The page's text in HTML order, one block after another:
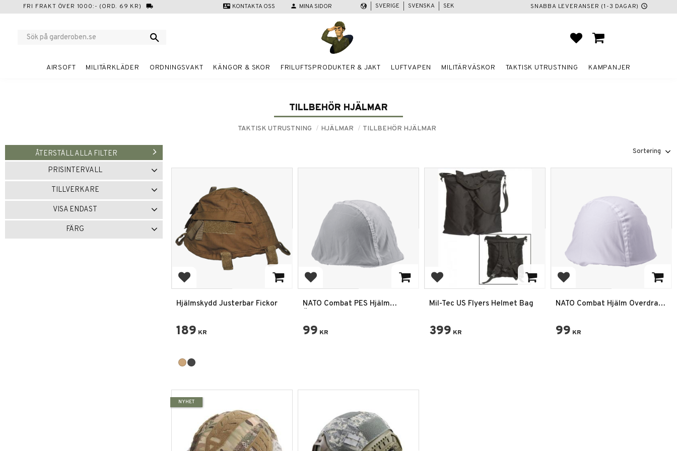
FRI FRAKT ÖVER 1000:- (ORD. 69 KR) local_shipping contact_mail KONTAKTA OSS person MINA SIDOR SNABBA LEVERANSER (1-3 DAGAR) schedule
SVERIGE SVENSKA SEK
FAVORITER
KUNDVAGN
AIRSOFT MILITÄRKLÄDER ORDNINGSVAKT KÄNGOR & SKOR FRILUFTSPRODUKTER & JAKT LUFTVAPEN MILITÄRVÄSKOR TAKTISK UTRUSTNING KAMPANJER
TILLBEHÖR HJÄLMAR
TAKTISK UTRUSTNING HJÄLMAR TILLBEHÖR HJÄLMAR
ÅTERSTÄLL ALLA FILTER
PRISINTERVALL
99 399
TILLVERKARE
1 GAT 1
MIL-TEC
2
VISA ENDAST
Finns i lager
FÄRG
Välj sortering
Lägg till i favoriter
Hjälmskydd Justerbar Fickor
189 KR
Lägg till i favoriter
NATO Combat PES Hjälm
99 KR
Lägg till i favoriter
Mil-Tec US Flyers Helmet Bag
399 KR
Lägg till i favoriter
NATO Combat Hjälm Överdrag
99 KR
NYHET